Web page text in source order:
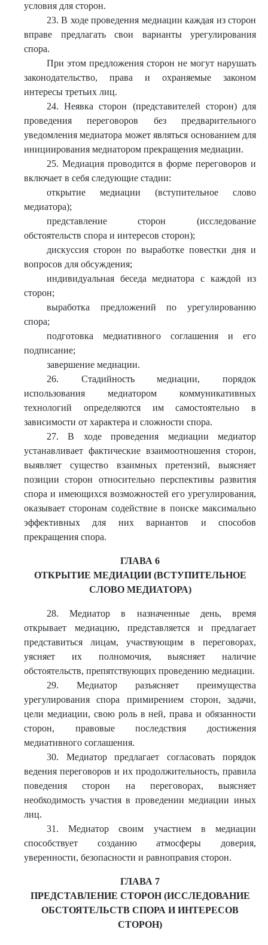
условия для сторон.
23. В ходе проведения медиации каждая из сторон
вправе предлагать свои варианты урегулирования
спора.
При этом предложения сторон не могут нарушать
законодательство, права и охраняемые законом
интересы третьих лиц.
24. Неявка сторон (представителей сторон) для
проведения переговоров без предварительного
уведомления медиатора может являться основанием для
инициирования медиатором прекращения медиации.
25. Медиация проводится в форме переговоров и
включает в себя следующие стадии:
открытие медиации (вступительное слово
медиатора);
представление сторон (исследование
обстоятельств спора и интересов сторон);
дискуссия сторон по выработке повестки дня и
вопросов для обсуждения;
индивидуальная беседа медиатора с каждой из
сторон;
выработка предложений по урегулированию
спора;
подготовка медиативного соглашения и его
подписание;
завершение медиации.
26. Стадийность медиации, порядок
использования медиатором коммуникативных
технологий определяются им самостоятельно в
зависимости от характера и сложности спора.
27. В ходе проведения медиации медиатор
устанавливает фактические взаимоотношения сторон,
выявляет существо взаимных претензий, выясняет
позиции сторон относительно перспективы развития
спора и имеющихся возможностей его урегулирования,
оказывает сторонам содействие в поиске максимально
эффективных для них вариантов и способов
прекращения спора.
ГЛАВА 6
ОТКРЫТИЕ МЕДИАЦИИ (ВСТУПИТЕЛЬНОЕ
СЛОВО МЕДИАТОРА)
28. Медиатор в назначенные день, время
открывает медиацию, представляется и предлагает
представиться лицам, участвующим в переговорах,
уясняет их полномочия, выясняет наличие
обстоятельств, препятствующих проведению медиации.
29. Медиатор разъясняет преимущества
урегулирования спора примирением сторон, задачи,
цели медиации, свою роль в ней, права и обязанности
сторон, правовые последствия достижения
медиативного соглашения.
30. Медиатор предлагает согласовать порядок
ведения переговоров и их продолжительность, правила
поведения сторон на переговорах, выясняет
необходимость участия в проведении медиации иных
лиц.
31. Медиатор своим участием в медиации
способствует созданию атмосферы доверия,
уверенности, безопасности и равноправия сторон.
ГЛАВА 7
ПРЕДСТАВЛЕНИЕ СТОРОН (ИССЛЕДОВАНИЕ
ОБСТОЯТЕЛЬСТВ СПОРА И ИНТЕРЕСОВ
СТОРОН)